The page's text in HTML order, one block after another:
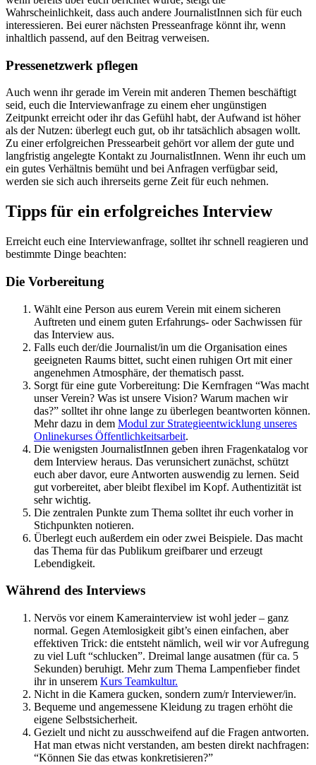
Wahrscheinlichkeit, dass auch andere JournalistInnen sich für euch
interessieren. Bei eurer nächsten Presseanfrage könnt ihr, wenn
inhaltlich passend, auf den Beitrag verweisen.
Pressenetzwerk pflegen
Auch wenn ihr gerade im Verein mit anderen Themen beschäftigt
seid, euch die Interviewanfrage zu einem eher ungünstigen
Zeitpunkt erreicht oder ihr das Gefühl habt, der Aufwand ist höher
als der Nutzen: überlegt euch gut, ob ihr tatsächlich absagen wollt.
Zu einer erfolgreichen Pressearbeit gehört vor allem der gute und
langfristig angelegte Kontakt zu JournalistInnen. Wenn ihr euch um
ein gutes Verhältnis bemüht und bei Anfragen verfügbar seid,
werden sie sich auch ihrerseits gerne Zeit für euch nehmen.
Tipps für ein erfolgreiches Interview
Erreicht euch eine Interviewanfrage, solltet ihr schnell reagieren und
bestimmte Dinge beachten:
Die Vorbereitung
Wählt eine Person aus eurem Verein mit einem sicheren
Auftreten und einem guten Erfahrungs- oder Sachwissen für
das Interview aus.
Falls euch der/die Journalist/in um die Organisation eines
geeigneten Raums bittet, sucht einen ruhigen Ort mit einer
angenehmen Atmosphäre, der thematisch passt.
Sorgt für eine gute Vorbereitung: Die Kernfragen “Was macht
unser Verein? Was ist unsere Vision? Warum machen wir
das?” solltet ihr ohne lange zu überlegen beantworten können.
Mehr dazu in dem Modul zur Strategieentwicklung unseres
Onlinekurses Öffentlichkeitsarbeit.
Die wenigsten JournalistInnen geben ihren Fragenkatalog vor
dem Interview heraus. Das verunsichert zunächst, schützt
euch aber davor, eure Antworten auswendig zu lernen. Seid
gut vorbereitet, aber bleibt flexibel im Kopf. Authentizität ist
sehr wichtig.
Die zentralen Punkte zum Thema solltet ihr euch vorher in
Stichpunkten notieren.
Überlegt euch außerdem ein oder zwei Beispiele. Das macht
das Thema für das Publikum greifbarer und erzeugt
Lebendigkeit.
Während des Interviews
Nervös vor einem Kamerainterview ist wohl jeder – ganz
normal. Gegen Atemlosigkeit gibt’s einen einfachen, aber
effektiven Trick: die entsteht nämlich, weil wir vor Aufregung
zu viel Luft “schlucken”. Dreimal lange ausatmen (für ca. 5
Sekunden) beruhigt. Mehr zum Thema Lampenfieber findet
ihr in unserem Kurs Teamkultur.
Nicht in die Kamera gucken, sondern zum/r Interviewer/in.
Bequeme und angemessene Kleidung zu tragen erhöht die
eigene Selbstsicherheit.
Gezielt und nicht zu ausschweifend auf die Fragen antworten.
Hat man etwas nicht verstanden, am besten direkt nachfragen:
“Können Sie das etwas konkretisieren?”